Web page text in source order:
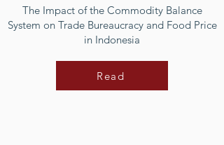
The Impact of the Commodity Balance
System on Trade Bureaucracy and Food Price
in Indonesia
Read